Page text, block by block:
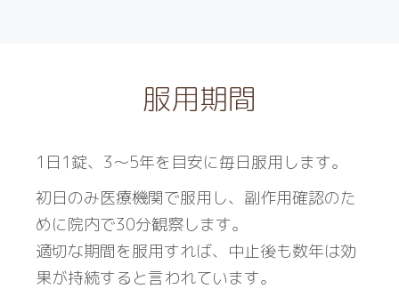
服用期間
1日1錠、3〜5年を目安に毎日服用します。
初日のみ医療機関で服用し、副作用確認のた
めに院内で30分観察します。
適切な期間を服用すれば、中止後も数年は効
果が持続すると言われています。